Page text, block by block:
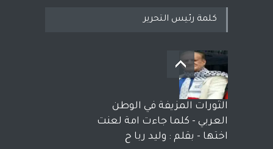
بعد معارك قضائية طاحنة كتب
وترافع فيها بنفسه مرة اخرى..
الشيخ طارق يوسف يقهر
الحكومة الأمريكية ، فأعطوه
الجنسية عن يد وهم صاغرون،
آراء حرة مختارات 7 أبريل، 2023
كلمة رئيس التحرير
الثورات المزيفة في الوطن
العربي - كلما جاءت امة لعنت
اختها - بقلم : وليد ربا ح